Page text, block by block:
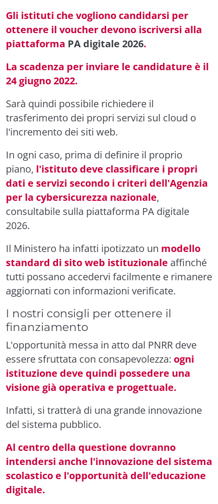
Gli istituti che vogliono candidarsi per
ottenere il voucher devono iscriversi alla
piattaforma PA digitale 2026.
La scadenza per inviare le candidature è il
24 giugno 2022.
Sarà quindi possibile richiedere il
trasferimento dei propri servizi sul cloud o
l'incremento dei siti web.
In ogni caso, prima di definire il proprio
piano, l'istituto deve classificare i propri
dati e servizi secondo i criteri dell'Agenzia
per la cybersicurezza nazionale,
consultabile sulla piattaforma PA digitale
2026.
Il Ministero ha infatti ipotizzato un modello
standard di sito web istituzionale affinché
tutti possano accedervi facilmente e rimanere
aggiornati con informazioni verificate.
I nostri consigli per ottenere il
finanziamento
L'opportunità messa in atto dal PNRR deve
essere sfruttata con consapevolezza: ogni
istituzione deve quindi possedere una
visione già operativa e progettuale.
Infatti, si tratterà di una grande innovazione
del sistema pubblico.
Al centro della questione dovranno
intendersi anche l'innovazione del sistema
scolastico e l'opportunità dell'educazione
digitale.